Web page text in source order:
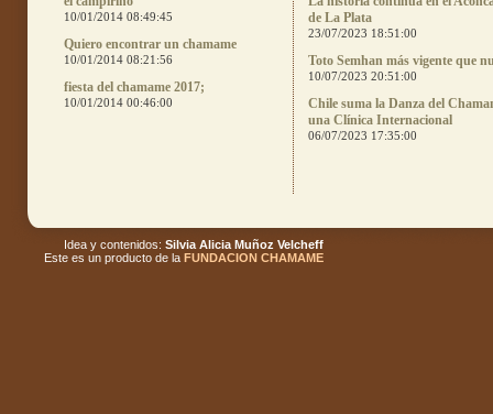
10/01/2014 08:49:45
Quiero encontrar un chamame
10/01/2014 08:21:56
fiesta del chamame 2017;
10/01/2014 00:46:00
de La Plata
23/07/2023 18:51:00
Toto Semhan más vigente que
10/07/2023 20:51:00
Chile suma la Danza del
una Clínica Internacional
06/07/2023 17:35:00
Idea y contenidos: Silvia Alicia Muñoz Velcheff
Este es un producto de la FUNDACION CHAMAME